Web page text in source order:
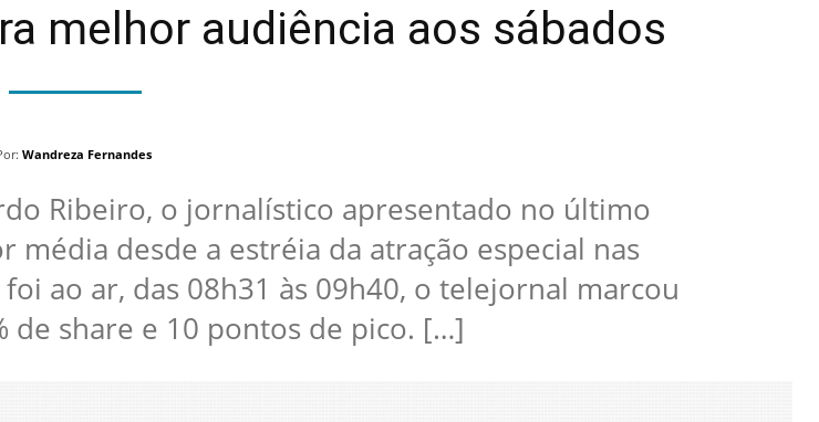
melhor audiência aos sábados
Wandreza Fernandes
Ribeiro, o jornalístico apresentado no último
desde a estréia da atração especial nas
ao ar, das 08h31 às 09h40, o telejornal marcou
de share e 10 pontos de pico. […]